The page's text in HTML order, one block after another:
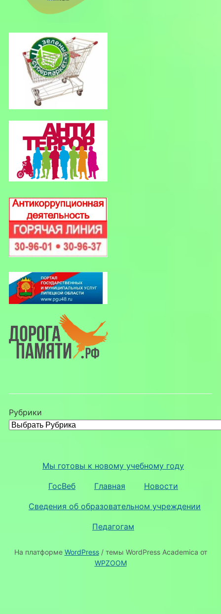
Рубрики
Мы готовы к новому учебному году
ГосВеб Главная Новости
Сведения об образовательном учреждении
Педагогам
На платформе WordPress/ темы WordPress Academica от
WPZOOM